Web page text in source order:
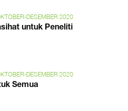
DESEMBER 2020
untuk Peneliti
DESEMBER 2020
Semua